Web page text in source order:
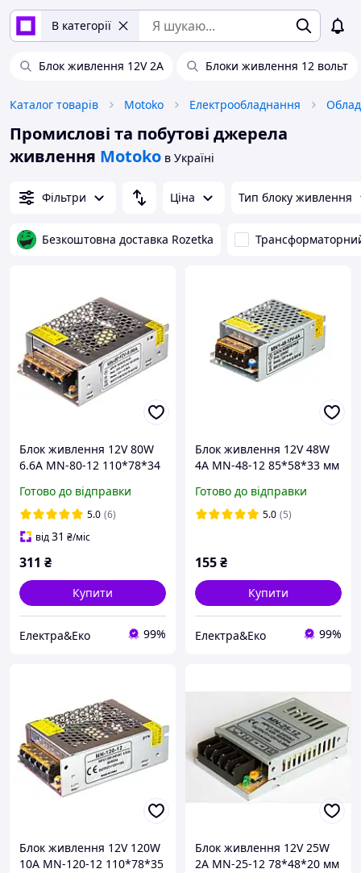
В категорії
Блок живлення 12V 2A Блоки живлення 12 вольт
Каталог товарів Motoko Електрообладнання
Промислові та побутові джерела
живлення Motoko в Україні
Фільтри Ціна Тип блоку живлення
Безкоштовна доставка Rozetka
Блок живлення 12V 80W
6.6A MN-80-12 110*78*34
Готово до відправки
5.0 (6)
від31 ₴/міс
311 ₴
Купити
Електра&Еко 99%
Блок живлення 12V 48W
4A MN-48-12 85*58*33 мм
Готово до відправки
5.0 (5)
155₴
Купити
Електра&Еко 99%
Блок живлення 12V 120W
10A MN-120-12 110*78*35
Блок живлення 12V 25W
2A MN-25-12 78*48*20 мм